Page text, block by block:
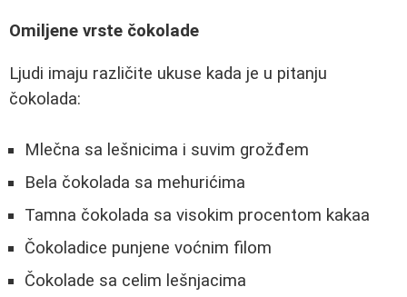
Omiljene vrste čokolade
Ljudi imaju različite ukuse kada je u pitanju
čokolada:
Mlečna sa lešnicima i suvim grožđem
Bela čokolada sa mehurićima
Tamna čokolada sa visokim procentom kakaa
Čokoladice punjene voćnim filom
Čokolade sa celim lešnjacima